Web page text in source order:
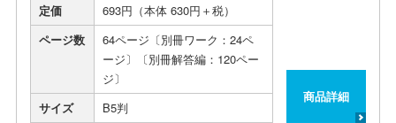
定価
693円（本体 630円＋税）
ページ数
64ページ〔別冊ワーク：24ペ
ージ〕〔別冊解答編：120ペー
ジ〕
サイズ
B5判
商品詳細